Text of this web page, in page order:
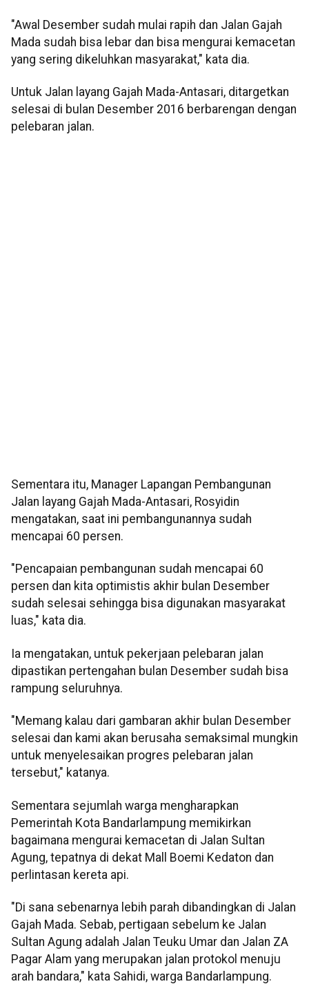
"Awal Desember sudah mulai rapih dan Jalan Gajah
Mada sudah bisa lebar dan bisa mengurai kemacetan
yang sering dikeluhkan masyarakat," kata dia.
Untuk Jalan layang Gajah Mada-Antasari, ditargetkan
selesai di bulan Desember 2016 berbarengan dengan
pelebaran jalan.
Sementara itu, Manager Lapangan Pembangunan
Jalan layang Gajah Mada-Antasari, Rosyidin
mengatakan, saat ini pembangunannya sudah
mencapai 60 persen.
"Pencapaian pembangunan sudah mencapai 60
persen dan kita optimistis akhir bulan Desember
sudah selesai sehingga bisa digunakan masyarakat
luas," kata dia.
Ia mengatakan, untuk pekerjaan pelebaran jalan
dipastikan pertengahan bulan Desember sudah bisa
rampung seluruhnya.
"Memang kalau dari gambaran akhir bulan Desember
selesai dan kami akan berusaha semaksimal mungkin
untuk menyelesaikan progres pelebaran jalan
tersebut," katanya.
Sementara sejumlah warga mengharapkan
Pemerintah Kota Bandarlampung memikirkan
bagaimana mengurai kemacetan di Jalan Sultan
Agung, tepatnya di dekat Mall Boemi Kedaton dan
perlintasan kereta api.
"Di sana sebenarnya lebih parah dibandingkan di Jalan
Gajah Mada. Sebab, pertigaan sebelum ke Jalan
Sultan Agung adalah Jalan Teuku Umar dan Jalan ZA
Pagar Alam yang merupakan jalan protokol menuju
arah bandara," kata Sahidi, warga Bandarlampung.